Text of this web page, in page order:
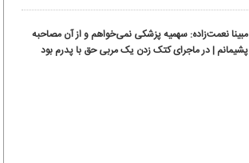
مبینا نعمت‌زاده: سهمیه پزشکی نمی‌خواهم و از آن مصاحبه
پشیمانم | در ماجرای کتک زدن یک مربی حق با پدرم بود